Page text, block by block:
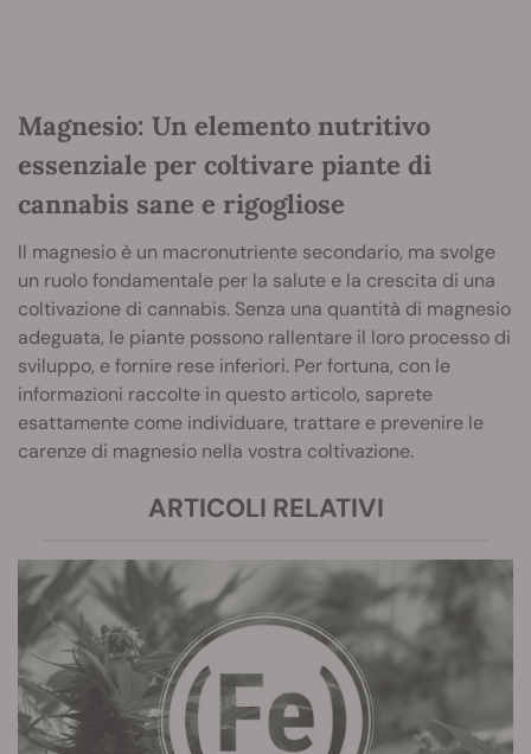
Magnesio: Un elemento nutritivo
essenziale per coltivare piante di
cannabis sane e rigogliose
Il magnesio è un macronutriente secondario, ma svolge
un ruolo fondamentale per la salute e la crescita di una
coltivazione di cannabis. Senza una quantità di magnesio
adeguata, le piante possono rallentare il loro processo di
sviluppo, e fornire rese inferiori. Per fortuna, con le
informazioni raccolte in questo articolo, saprete
esattamente come individuare, trattare e prevenire le
carenze di magnesio nella vostra coltivazione.
ARTICOLI RELATIVI